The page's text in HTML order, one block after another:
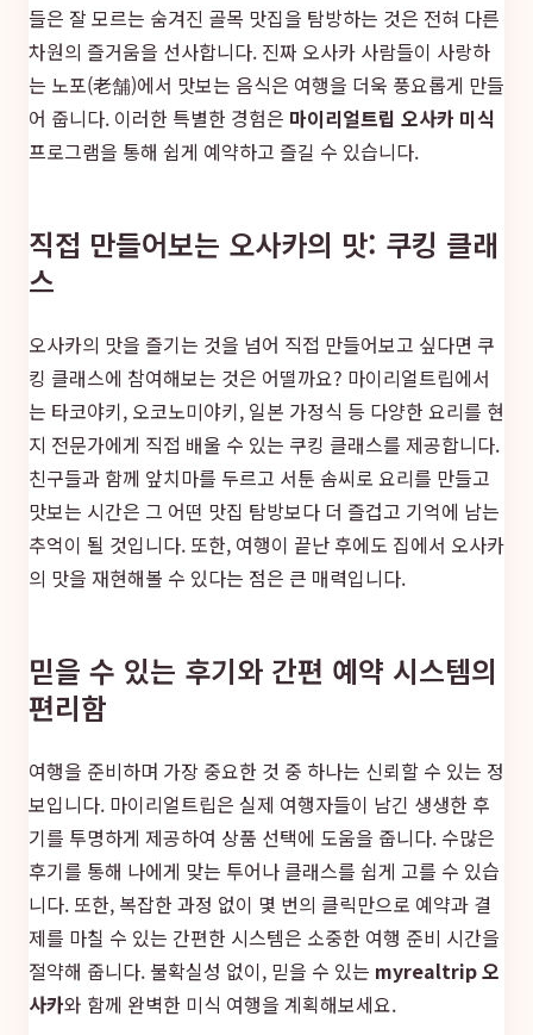
들은 잘 모르는 숨겨진 골목 맛집을 탐방하는 것은 전혀 다른
차원의 즐거움을 선사합니다. 진짜 오사카 사람들이 사랑하
는 노포(老舗)에서 맛보는 음식은 여행을 더욱 풍요롭게 만들
어 줍니다. 이러한 특별한 경험은 마이리얼트립 오사카 미식
프로그램을 통해 쉽게 예약하고 즐길 수 있습니다.
직접 만들어보는 오사카의 맛: 쿠킹 클래
스
오사카의 맛을 즐기는 것을 넘어 직접 만들어보고 싶다면 쿠
킹 클래스에 참여해보는 것은 어떨까요? 마이리얼트립에서
는 타코야키, 오코노미야키, 일본 가정식 등 다양한 요리를 현
지 전문가에게 직접 배울 수 있는 쿠킹 클래스를 제공합니다.
친구들과 함께 앞치마를 두르고 서툰 솜씨로 요리를 만들고
맛보는 시간은 그 어떤 맛집 탐방보다 더 즐겁고 기억에 남는
추억이 될 것입니다. 또한, 여행이 끝난 후에도 집에서 오사카
의 맛을 재현해볼 수 있다는 점은 큰 매력입니다.
믿을 수 있는 후기와 간편 예약 시스템의
편리함
여행을 준비하며 가장 중요한 것 중 하나는 신뢰할 수 있는 정
보입니다. 마이리얼트립은 실제 여행자들이 남긴 생생한 후
기를 투명하게 제공하여 상품 선택에 도움을 줍니다. 수많은
후기를 통해 나에게 맞는 투어나 클래스를 쉽게 고를 수 있습
니다. 또한, 복잡한 과정 없이 몇 번의 클릭만으로 예약과 결
제를 마칠 수 있는 간편한 시스템은 소중한 여행 준비 시간을
절약해 줍니다. 불확실성 없이, 믿을 수 있는 myrealtrip 오
사카와 함께 완벽한 미식 여행을 계획해보세요.